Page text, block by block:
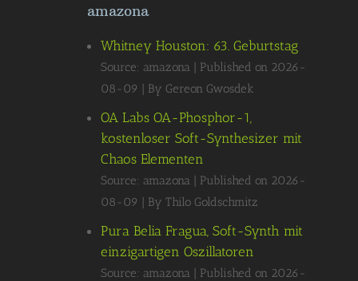
amazona
Whitney Houston: 63. Geburtstag
Source: amazona
Published on 2026-
08-09
By Gereon Gwosdek
OA Labs OA-Phosphor-1,
kostenloser Soft-Synthesizer mit
Chaos Elementen
Source: amazona
Published on 2026-
08-09
By Thilo Goldschmitz
Pura Belia Fragua, Soft-Synth mit
einzigartigen Oszillatoren
Source: amazona
Published on 2026-